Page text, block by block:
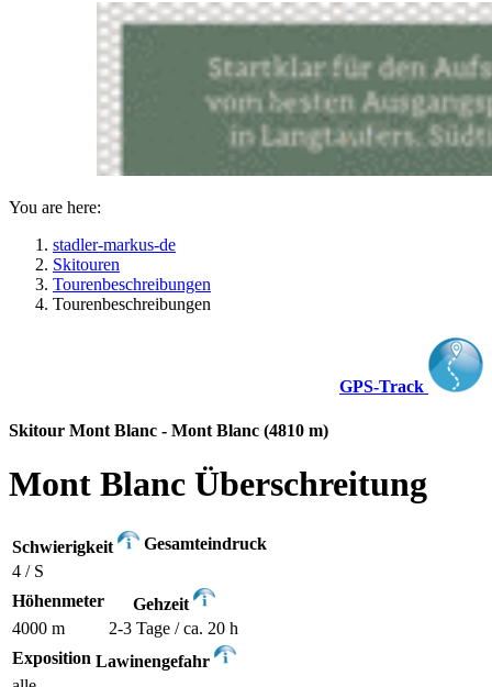
You are here:
stadler-markus-de
Skitouren
Tourenbeschreibungen
Tourenbeschreibungen
GPS-Track
Skitour Mont Blanc - Mont Blanc (4810 m)
Mont Blanc Überschreitung
Schwierigkeit
Gesamteindruck
4 / S
Höhenmeter
Gehzeit
4000 m
2-3 Tage / ca. 20 h
Exposition Lawinengefahr